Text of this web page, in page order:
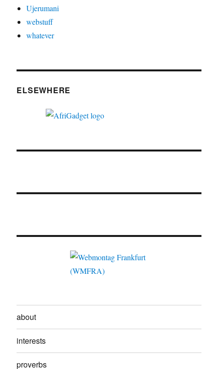
Ujerumani
webstuff
whatever
ELSEWHERE
about
interests
proverbs